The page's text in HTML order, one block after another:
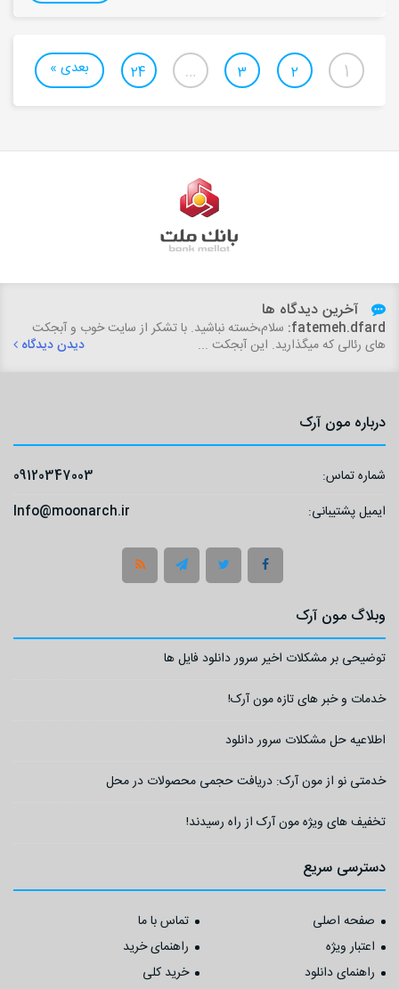
1
2
3
…
24 بعدی »
آخرین دیدگاه ها
fatemeh.dfard: سلام،خسته نباشید. با تشکر از سایت خوب و آبجکت
های رئالی که میگذارید. این آبجکت ... دیدن دیدگاه
درباره مون آرک
شماره تماس:
09120347003
ایمیل پشتیبانی:
Info@moonarch.ir
وبلاگ مون آرک
توضیحی بر مشکلات اخیر سرور دانلود فایل ها
خدمات و خبر های تازه مون آرک!
اطلاعیه حل مشکلات سرور دانلود
خدمتی نو از مون آرک: دریافت حجمی محصولات در محل
تخفیف های ویژه مون آرک از راه رسیدند!
دسترسی سریع
صفحه اصلی
تماس با ما
اعتبار ویژه
راهنمای خرید
راهنمای دانلود
خرید کلی